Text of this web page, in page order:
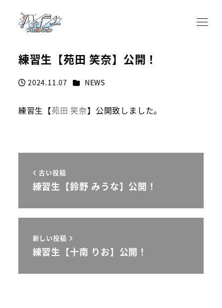
練習生【苑田 笑奈】公開！
投稿日
2024.11.07 カテゴリー
NEWS
練習生【苑田 笑奈】公開致しました。
古い投稿
練習生【鈴野 みうな】公開！
新しい投稿
練習生【十南 りお】公開！